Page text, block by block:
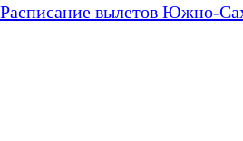
Расписание вылетов Южно-